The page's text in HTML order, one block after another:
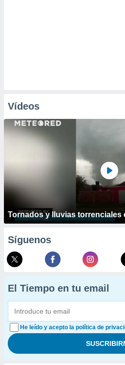
Vídeos
Tornados y lluvias torrenciales
Síguenos
El Tiempo en tu email
He leído y acepto la política de